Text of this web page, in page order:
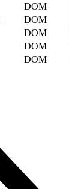
DOM
DOM
DOM
DOM
DOM